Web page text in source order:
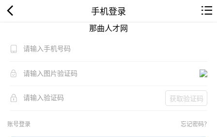
手机登录
那曲人才网
获取验证码
账号登录 忘记密码？